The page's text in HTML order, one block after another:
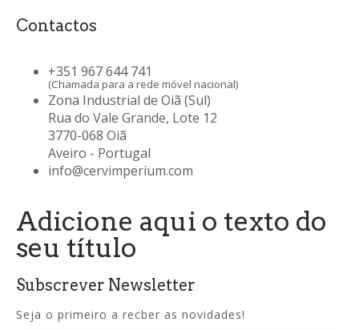
Contactos
+351 967 644 741
(Chamada para a rede móvel nacional)
Zona Industrial de Oiã (Sul)
Rua do Vale Grande, Lote 12
3770-068 Oiã
Aveiro - Portugal
info@cervimperium.com
Adicione aqui o texto do
seu título
Subscrever Newsletter
Seja o primeiro a recber as novidades!